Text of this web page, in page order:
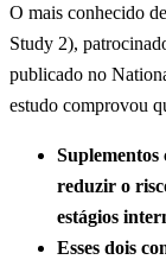
O mais conhecido
Study 2),
publicado no
estudo comprovou
reduzir o
estágios
Esses dois